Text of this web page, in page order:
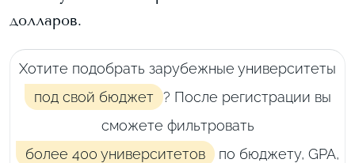
долларов.
Хотите подобрать зарубежные университеты
под свой бюджет ? После регистрации вы
сможете фильтровать
более 400 университетов
по бюджету, GPA,